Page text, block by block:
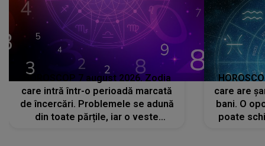
HOROSCOP 7 august 2026. Zodia
care intră într-o perioadă marcată
de încercări. Problemele se adună
din toate părțile, iar o veste
care are
bani. O
poate